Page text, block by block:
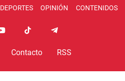
DEPORTES OPINIÓN CONTENIDOS
Contacto RSS